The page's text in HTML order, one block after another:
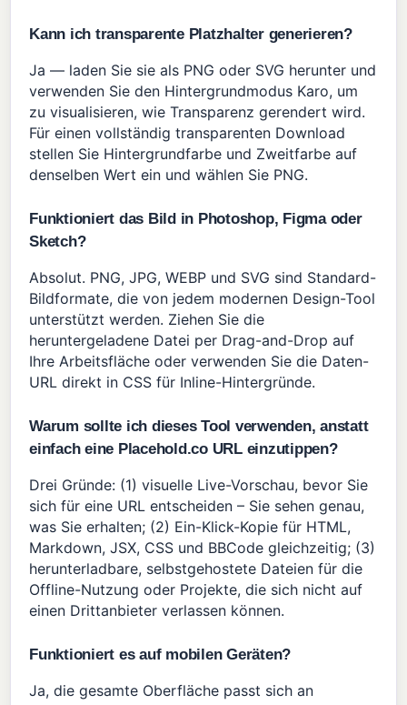
Kann ich transparente Platzhalter generieren?
Ja — laden Sie sie als PNG oder SVG herunter und
verwenden Sie den Hintergrundmodus Karo, um
zu visualisieren, wie Transparenz gerendert wird.
Für einen vollständig transparenten Download
stellen Sie Hintergrundfarbe und Zweitfarbe auf
denselben Wert ein und wählen Sie PNG.
Funktioniert das Bild in Photoshop, Figma oder
Sketch?
Absolut. PNG, JPG, WEBP und SVG sind Standard-
Bildformate, die von jedem modernen Design-Tool
unterstützt werden. Ziehen Sie die
heruntergeladene Datei per Drag-and-Drop auf
Ihre Arbeitsfläche oder verwenden Sie die Daten-
URL direkt in CSS für Inline-Hintergründe.
Warum sollte ich dieses Tool verwenden, anstatt
einfach eine Placehold.co URL einzutippen?
Drei Gründe: (1) visuelle Live-Vorschau, bevor Sie
sich für eine URL entscheiden – Sie sehen genau,
was Sie erhalten; (2) Ein-Klick-Kopie für HTML,
Markdown, JSX, CSS und BBCode gleichzeitig; (3)
herunterladbare, selbstgehostete Dateien für die
Offline-Nutzung oder Projekte, die sich nicht auf
einen Drittanbieter verlassen können.
Funktioniert es auf mobilen Geräten?
Ja, die gesamte Oberfläche passt sich an